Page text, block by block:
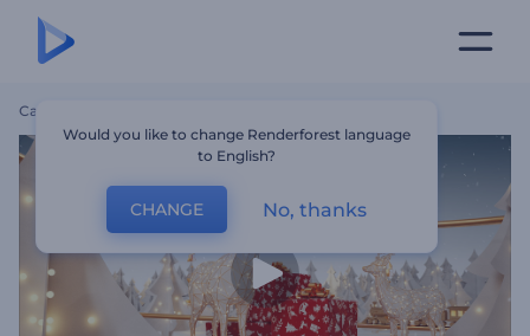
Casa
Would you like to change Renderforest language
to English?
CHANGE No, thanks